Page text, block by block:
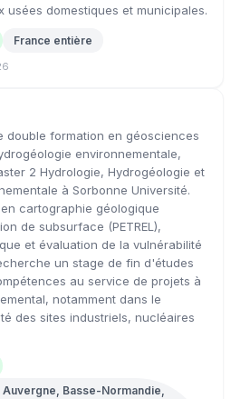
usées domestiques et municipales.
France entière
double formation en géosciences
environnementale,
2 Hydrologie, Hydrogéologie et
à Sorbonne Université.
cartographie géologique
de subsurface (PETREL),
et évaluation de la vulnérabilité
un stage de fin d'études
au service de projets à
notamment dans le
des sites industriels, nucléaires
Basse-Normandie,